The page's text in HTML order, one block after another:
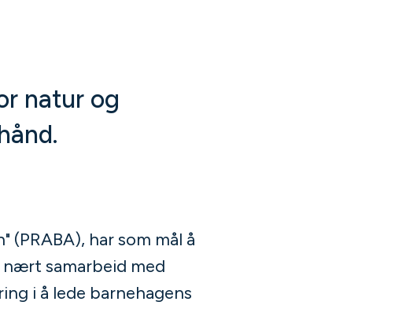
natur og
har som mål å
samarbeid med
i å lede barnehagens